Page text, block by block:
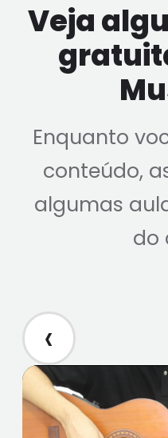
Veja
Enquanto
conteúdo,
algumas
do
‹